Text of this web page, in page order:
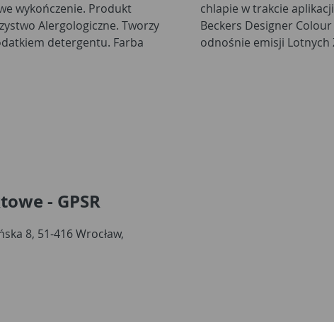
wykończenie. Produkt
Alergologiczne. Tworzy
detergentu. Farba
wydajność - do 16m2/l.
europejskie normy
odnośnie emisji Lotnych
- GPSR
8, 51-416 Wrocław,